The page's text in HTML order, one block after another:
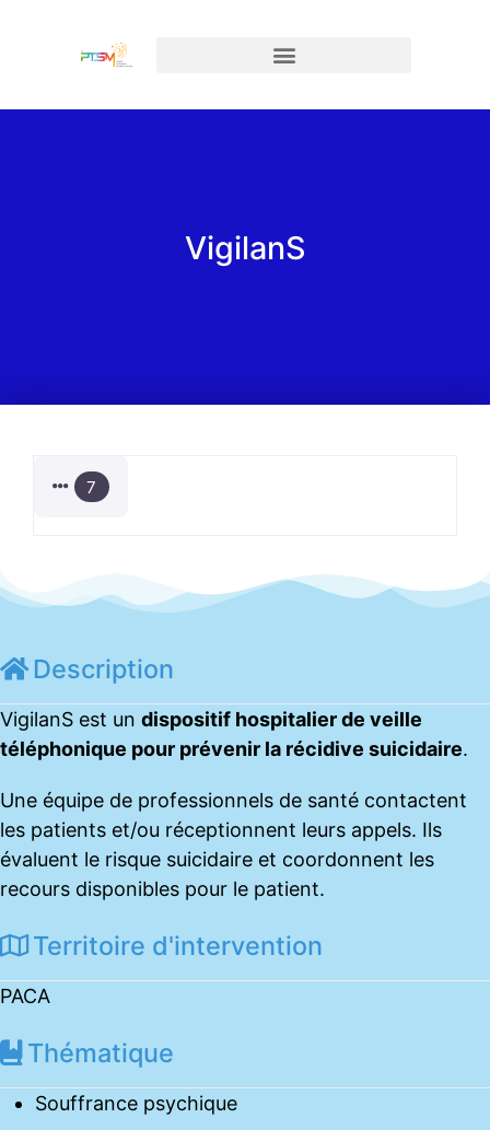
VigilanS
7
Description
VigilanS est un dispositif hospitalier de veille
téléphonique pour prévenir la récidive suicidaire.
Une équipe de professionnels de santé contactent
les patients et/ou réceptionnent leurs appels. Ils
évaluent le risque suicidaire et coordonnent les
recours disponibles pour le patient.
Territoire d'intervention
PACA
Thématique
Souffrance psychique